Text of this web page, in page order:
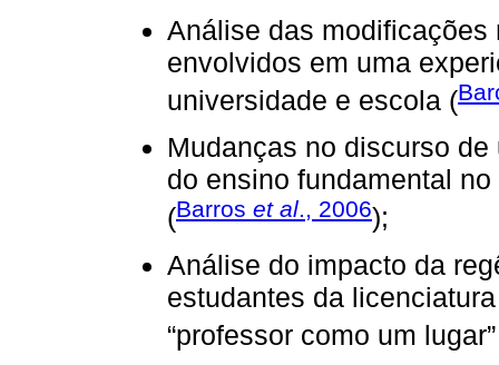
Análise das
envolvidos em uma
universidade e escola (
Mudanças no discurso
do ensino fundamental
(Barros et al., 2006);
Análise do impacto da
estudantes da
“professor como um